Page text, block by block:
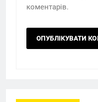
коментарів.